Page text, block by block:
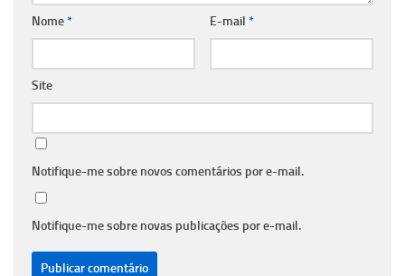
Nome* E-mail *
Site
Notifique-me sobre novos comentários por e-mail.
Notifique-me sobre novas publicações por e-mail.